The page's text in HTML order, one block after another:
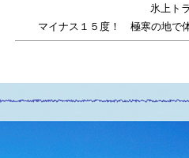
氷上ト
マイナス１５度！ 極寒の地で